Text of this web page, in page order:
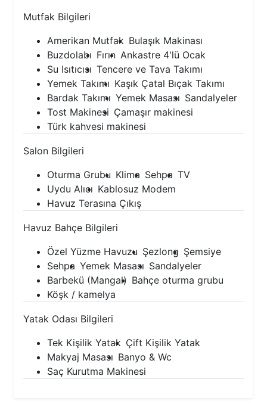
Mutfak Bilgileri
Amerikan Mutfak Bulaşık Makinası
Buzdolabı Fırın Ankastre 4'lü Ocak
Su Isıtıcısı Tencere ve Tava Takımı
Yemek Takımı Kaşık Çatal Bıçak Takımı
Bardak Takımı Yemek Masası Sandalyeler
Tost Makinesi Çamaşır makinesi
Türk kahvesi makinesi
Salon Bilgileri
Oturma Grubu Klima Sehpa TV
Uydu Alıcı Kablosuz Modem
Havuz Terasına Çıkış
Havuz Bahçe Bilgileri
Özel Yüzme Havuzu Şezlong Şemsiye
Sehpa Yemek Masası Sandalyeler
Barbekü (Mangal) Bahçe oturma grubu
Köşk / kamelya
Yatak Odası Bilgileri
Tek Kişilik Yatak Çift Kişilik Yatak
Makyaj Masası Banyo & Wc
Saç Kurutma Makinesi